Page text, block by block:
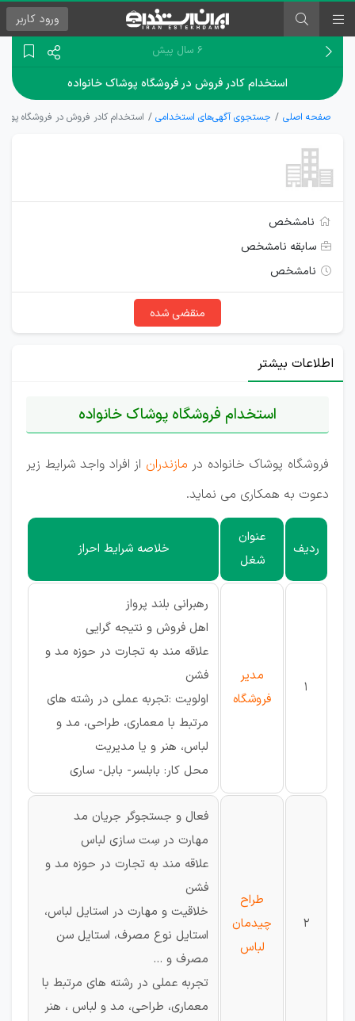
ورود کاربر
۶ سال پیش
استخدام کادر فروش در فروشگاه پوشاک خانواده
صفحه اصلی جستجوی آگهی‌های استخدامی استخدام کادر فروش در فروشگاه
نامشخص
سابقه نامشخص
نامشخص
منقضی شده
اطلاعات بیشتر
استخدام فروشگاه پوشاک خانواده
فروشگاه پوشاک خانواده در مازندران از افراد واجد شرایط زیر
دعوت به همکاری می نماید.
ردیف
عنوان
شغل
خلاصه شرایط احراز
1
مدیر
فروشگاه
رهبرانی بلند پرواز
اهل فروش و نتیجه گرایی
علاقه مند به تجارت در حوزه مد و
فشن
اولویت :تجربه عملی در رشته های
مرتبط با معماری، طراحی، مد و
لباس، هنر و یا مدیریت
محل کار: بابلسر- بابل- ساری
2
طراح
چیدمان
لباس
فعال و جستجوگر جریان مد
مهارت در سِت سازی لباس
علاقه مند به تجارت در حوزه مد و
فشن
خلاقیت و مهارت در استایل لباس،
استایل نوع مصرف، استایل سن
مصرف و ...
تجربه عملی در رشته های مرتبط با
معماری، طراحی، مد و لباس ، هنر